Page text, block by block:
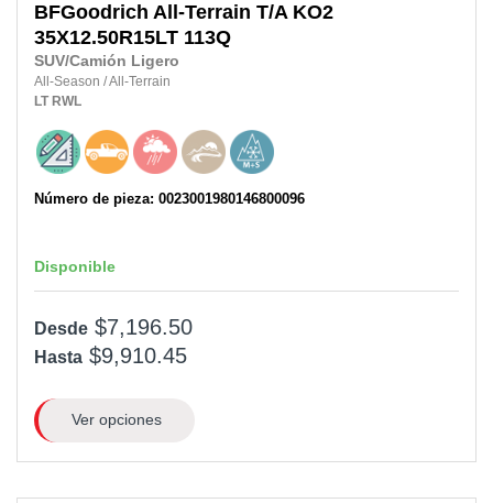
BFGoodrich All-Terrain T/A KO2
35X12.50R15LT 113Q
SUV/Camión Ligero
All-Season /All-Terrain
LT RWL
Número de pieza: 0023001980146800096
Disponible
Desde $7,196.50
Hasta $9,910.45
Ver opciones